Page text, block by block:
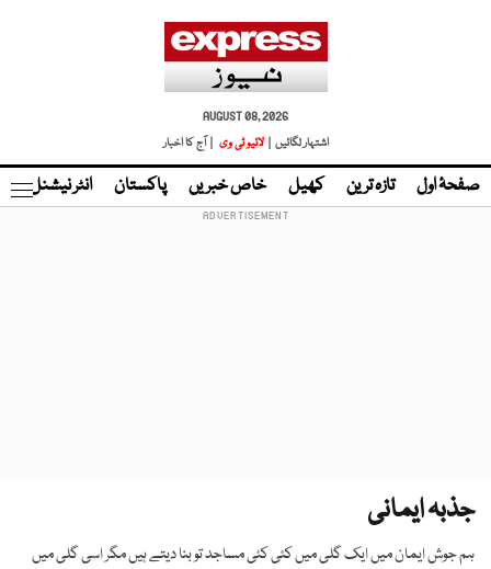
AUGUST 08, 2026
اشتہار لگائیں |
لائیو ٹی وی | آج کا اخبار
صفحۂ اول تازہ ترین کھیل خاص خبریں پاکستان انٹر نیشنل
جذبہ ایمانی
ہم جوش ایمان میں ایک گلی میں کئی کئی مساجد تو بنا دیتے ہیں مگر اسی گلی میں